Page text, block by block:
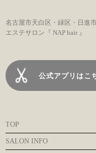
名古屋市天白区・緑区・日進
エステサロン『 NAP hair 』
公式アプリはこ
TOP
SALON INFO